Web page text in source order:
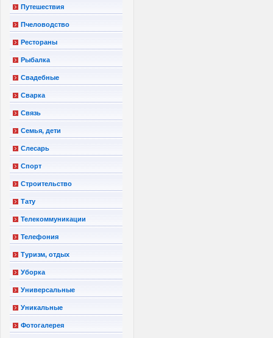
Путешествия
Пчеловодство
Рестораны
Рыбалка
Свадебные
Сварка
Связь
Семья, дети
Слесарь
Спорт
Строительство
Тату
Телекоммуникации
Телефония
Туризм, отдых
Уборка
Универсальные
Уникальные
Фотогалерея